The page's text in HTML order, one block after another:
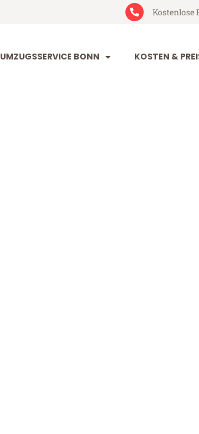
Kostenlose
UMZUGSSERVICE BONN KOSTEN &